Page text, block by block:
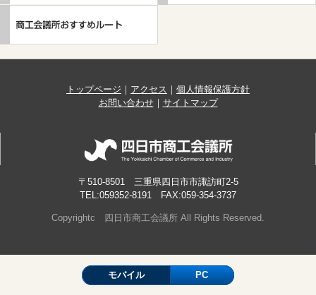
トップページ ｜ アクセス ｜ 個人情報保護方針
お問い合わせ｜ サイトマップ
〒510-8501 三重県四日市市諏訪町2-5
TEL:059352-8191 FAX:059-354-3737
Copyrightc 四日市商工会議所 All Rights Reserved.
モバイル PC